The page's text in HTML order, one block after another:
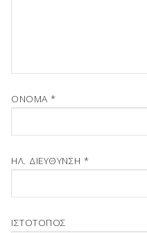
ΌΝΟΜΑ *
ΗΛ. ΔΙΕΎΘΥΝΣΗ *
ΙΣΤΌΤΟΠΟΣ